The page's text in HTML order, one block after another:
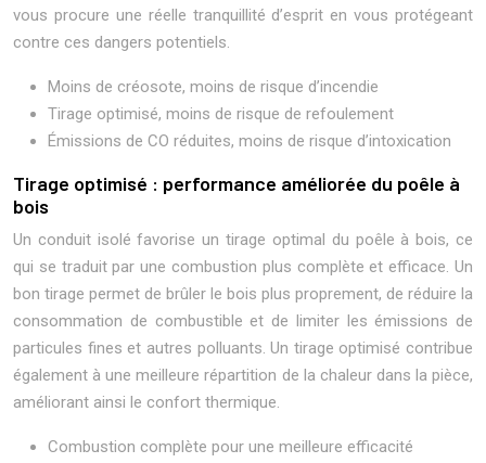
vous procure une réelle tranquillité d’esprit en vous protégeant
contre ces dangers potentiels.
Moins de créosote, moins de risque d’incendie
Tirage optimisé, moins de risque de refoulement
Émissions de CO réduites, moins de risque d’intoxication
Tirage optimisé : performance améliorée du poêle à
bois
Un conduit isolé favorise un tirage optimal du poêle à bois, ce
qui se traduit par une combustion plus complète et efficace. Un
bon tirage permet de brûler le bois plus proprement, de réduire la
consommation de combustible et de limiter les émissions de
particules fines et autres polluants. Un tirage optimisé contribue
également à une meilleure répartition de la chaleur dans la pièce,
améliorant ainsi le confort thermique.
Combustion complète pour une meilleure efficacité